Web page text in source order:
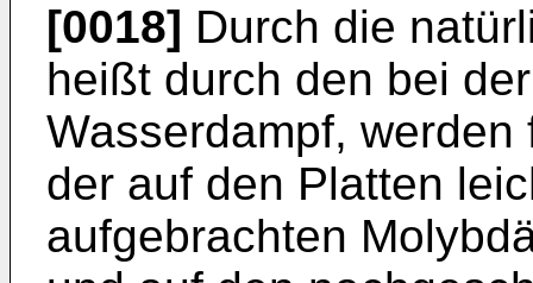
[0018] Durch die
heißt durch den bei
Wasserdampf,
der auf den Platten
aufgebrachten